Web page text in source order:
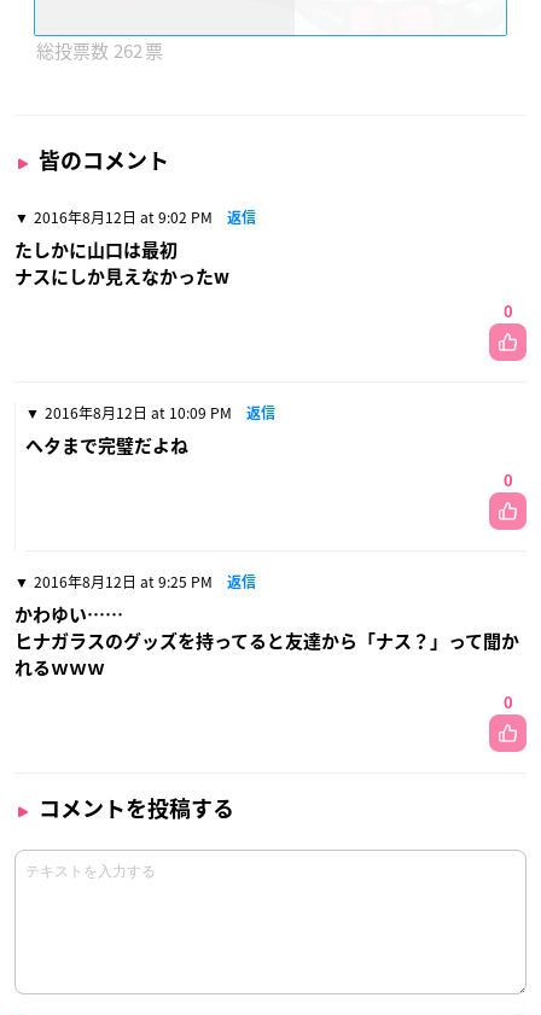
262
皆のコメント
2016年8月12日 at 9:02 PM 返信
たしかに山口は最初
ナスにしか見えなかったw
0
2016年8月12日 at 10:09 PM 返信
ヘタまで完璧だよね
0
2016年8月12日 at 9:25 PM 返信
かわゆい……
ヒナガラスのグッズを持ってると友達から「ナス？」って聞か
れるｗｗｗ
0
コメントを投稿する